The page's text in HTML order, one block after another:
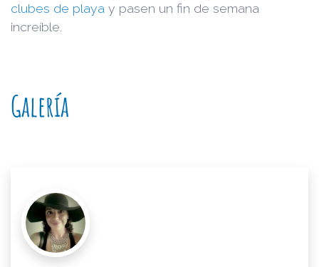
clubes de playa y pasen un fin de semana
increíble.
Galería